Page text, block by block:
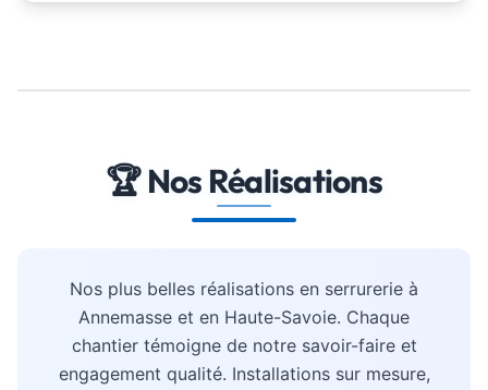
🏆 Nos Réalisations
Nos plus belles réalisations en serrurerie à
Annemasse et en Haute-Savoie. Chaque
chantier témoigne de notre savoir-faire et
engagement qualité. Installations sur mesure,